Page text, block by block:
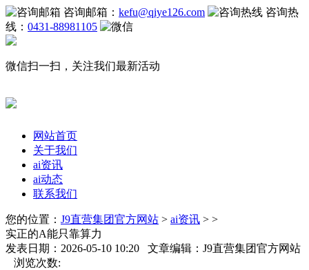
咨询邮箱： kefu@qiye126.com
咨询热
线： 0431-88981105
微信扫一扫，关注我们最新活动
网站首页
关于我们
ai资讯
ai动态
联系我们
您的位置： J9直营集团官方网站 > ai资讯 > >
实正的A能只靠算力
发表日期：2026-05-10 10:20 文章编辑：J9直营集团官方网站
浏览次数: